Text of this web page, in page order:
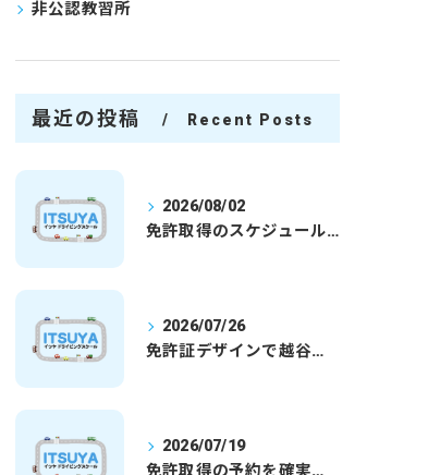
非公認教習所
最近の投稿 Recent Posts
2026/08/02
免許取得のスケジュールを徹底解説学生社会人の通学合宿別プランで最短取得のコツ
2026/07/26
免許証デザインで越谷市愛を表現する埼玉県さいたま市越谷市の免許取得完全ガイド
2026/07/19
免許取得の予約を確実に取るための最新ガイドと一発試験合格の実践法